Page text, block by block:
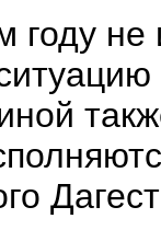
году